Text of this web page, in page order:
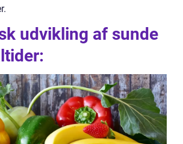
udvikling af sunde